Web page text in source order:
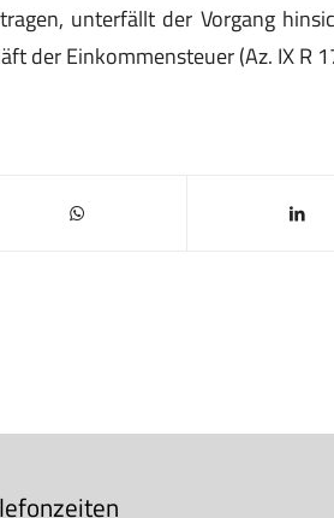
unterfällt der Vorgang
der Einkommensteuer (Az. IX R